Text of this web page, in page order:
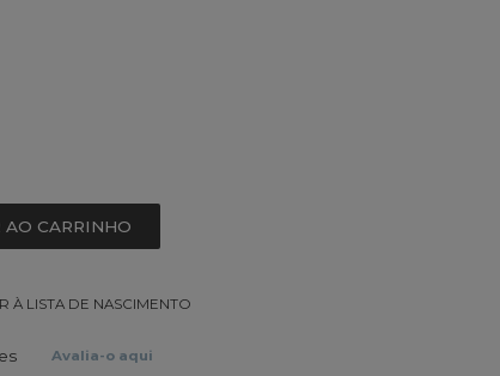
CARRINHO
À LISTA DE NASCIMENTO
Avalia-o aqui